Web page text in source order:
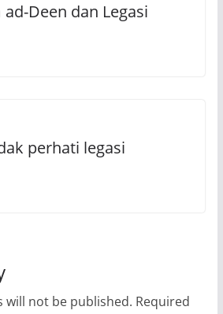
Deen dan Legasi
perhati legasi
will not be published. Required